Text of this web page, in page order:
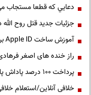
دعايي كه قطعا مستجاب
جزئیات جدید قتل روح الله
آموزش ساخت Apple ID برای کاربران ایرانی
راز خنده های اصغر
پرداخت ۱۰۰ درصد پاداش پایان خدمت فرهنگیان
خلافی آنلاین/استعلام